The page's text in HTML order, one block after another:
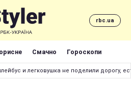
rbc.ua
Смачно Гороскопи
и легковушка не поделили дорогу,